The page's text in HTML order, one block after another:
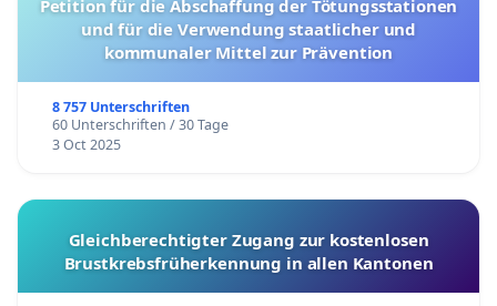
Petition für die Abschaffung der Tötungsstationen
und für die Verwendung staatlicher und
kommunaler Mittel zur Prävention
8 757 Unterschriften
60 Unterschriften / 30 Tage
3 Oct 2025
Gleichberechtigter Zugang zur kostenlosen
Brustkrebsfrüherkennung in allen Kantonen